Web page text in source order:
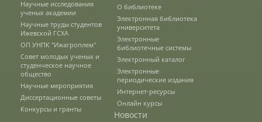
Зарубежные стажировки
Иностранным студентам
Документы
Научные исследования
ученых академии
Научные труды студентов
Ижевской ГСХА
ОП УНПК "Ижагроплем"
Совет молодых ученых и
студенческое научное
общество
Научные мероприятия
Диссертационные советы
Конкурсы и гранты
О библиотеке
Электронная библиотека
университета
Электронные
библиотечные системы
Электронный каталог
Электронные
периодические издания
Интернет-ресурсы
Онлайн курсы
Новости